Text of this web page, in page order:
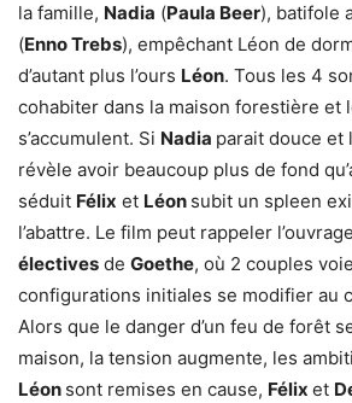
la famille, Nadia (Paula Beer), batifole
(Enno Trebs), empêchant Léon de
d’autant plus l’ours Léon. Tous les 4
cohabiter dans la maison forestière et
s’accumulent. Si Nadia parait douce et
révèle avoir beaucoup plus de fond
séduit Félix et Léon subit un spleen
l’abattre. Le film peut rappeler l’ouvrage
électives de Goethe, où 2 couples
configurations initiales se modifier au
Alors que le danger d’un feu de forêt
maison, la tension augmente, les
Léon sont remises en cause, Félix et